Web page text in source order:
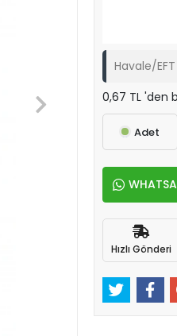
Havale/
0,67 TL 'den
Adet
Hızlı Gönderi